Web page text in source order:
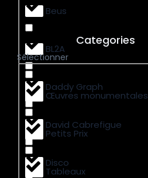
Beus
BL2A
Daddy Graph
David Cabrefigue
Disco
Categories
Sélectionner
Œuvres monumentales
Petits Prix
Tableaux